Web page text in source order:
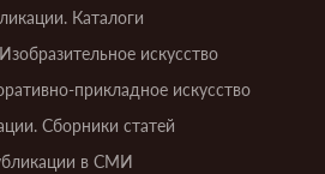
Каталоги
искусство
прикладное искусство
Сборники статей
в СМИ